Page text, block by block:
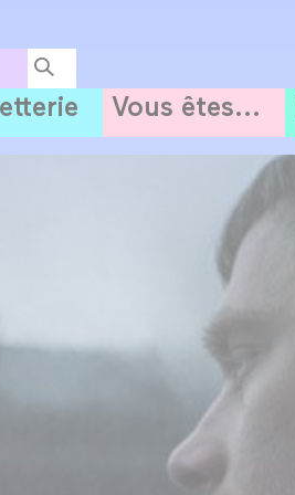
Vous êtes...